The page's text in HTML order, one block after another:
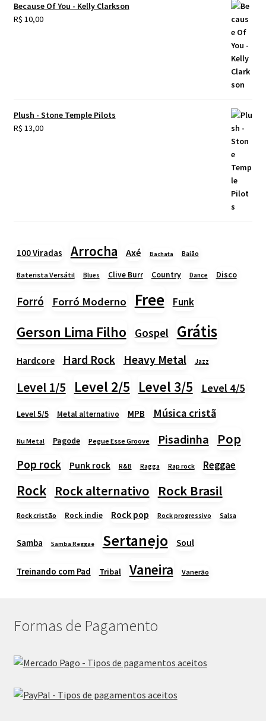
Because Of You - Kelly Clarkson
R$ 10,00
Plush - Stone Temple Pilots
R$ 13,00
100 Viradas Arrocha Axé Bachata Baião
Baterista Versátil Blues Clive Burr Country Dance Disco
Forró Forró Moderno Free Funk
Gerson Lima Filho Gospel Grátis
Hardcore Hard Rock Heavy Metal Jazz
Level 1/5 Level 2/5 Level 3/5 Level 4/5
Level 5/5 Metal alternativo MPB Música cristã
Nu Metal Pagode Pegue Esse Groove Pisadinha Pop
Pop rock Punk rock R&B Ragga Rap rock Reggae
Rock Rock alternativo Rock Brasil
Rock cristão Rock indie Rock pop Rock progressivo Salsa
Samba Samba Reggae Sertanejo Soul
Treinando com Pad Tribal Vaneira Vanerão
Formas de Pagamento